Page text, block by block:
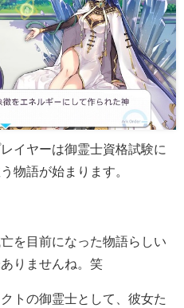
イヤーは御霊士資格試験に
物語が始まります。
を目前になった物語らしい
りませんね。笑
トの御霊士として、彼女た